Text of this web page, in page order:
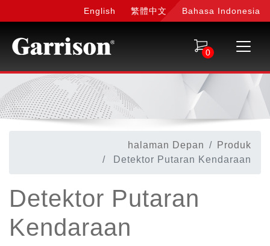
English 繁體中文 Bahasa Indonesia
0
halaman Depan
Produk
Detektor Putaran Kendaraan
Detektor Putaran
Kendaraan